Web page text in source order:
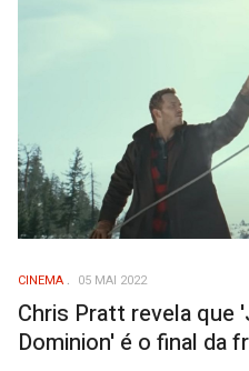
CINEMA 05 MAI 2022
Chris Pratt revela que
Dominion' é o final da